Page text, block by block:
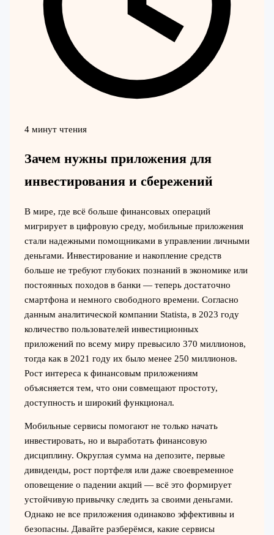
4 минут чтения
Зачем нужны приложения для
инвестирования и сбережений
В мире, где всё больше финансовых операций
мигрирует в цифровую среду, мобильные приложения
стали надежными помощниками в управлении личными
деньгами. Инвестирование и накопление средств
больше не требуют глубоких познаний в экономике или
постоянных походов в банки — теперь достаточно
смартфона и немного свободного времени. Согласно
данным аналитической компании Statista, в 2023 году
количество пользователей инвестиционных
приложений по всему миру превысило 370 миллионов,
тогда как в 2021 году их было менее 250 миллионов.
Рост интереса к финансовым приложениям
объясняется тем, что они совмещают простоту,
доступность и широкий функционал.
Мобильные сервисы помогают не только начать
инвестировать, но и выработать финансовую
дисциплину. Округлая сумма на депозите, первые
дивиденды, рост портфеля или даже своевременное
оповещение о падении акций — всё это формирует
устойчивую привычку следить за своими деньгами.
Однако не все приложения одинаково эффективны и
безопасны. Давайте разберёмся, какие сервисы